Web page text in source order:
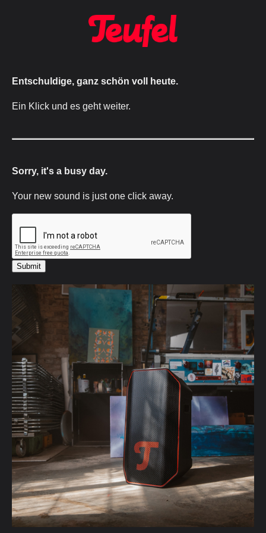
Entschuldige, ganz schön voll heute.
Ein Klick und es geht weiter.
Sorry, it's a busy day.
Your new sound is just one click away.